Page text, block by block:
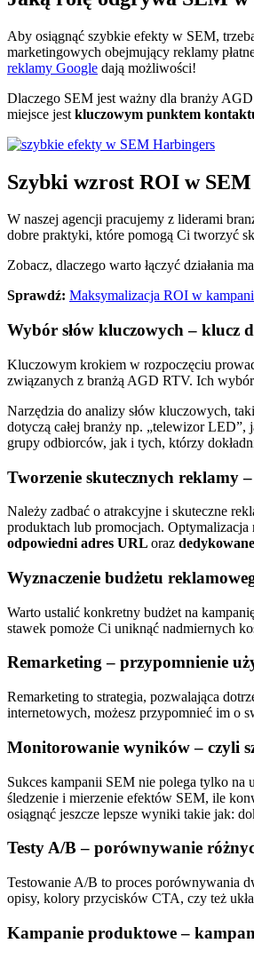
Aby osiągnąć szybkie efekty w SEM,
marketingowych obejmujący reklamy
reklamy Google dają możliwości!
Dlaczego SEM jest ważny dla branży
miejsce jest kluczowym punktem
Szybki wzrost ROI w
W naszej agencji pracujemy z liderami
dobre praktyki, które pomogą Ci tworzyć
Zobacz, dlaczego warto łączyć działania
Sprawdź: Maksymalizacja ROI w
Wybór słów kluczowych – klucz
Kluczowym krokiem w rozpoczęciu
związanych z branżą AGD RTV. Ich
Narzędzia do analizy słów kluczowych,
dotyczą całej branży np. „telewizor
grupy odbiorców, jak i tych, którzy
Tworzenie skutecznych reklamy
Należy zadbać o atrakcyjne i skuteczne
produktach lub promocjach.
odpowiedni adres URL oraz
Wyznaczenie budżetu
Warto ustalić konkretny budżet na
stawek pomoże Ci uniknąć nadmiernych
Remarketing – przypomnienie
Remarketing to strategia, pozwalająca
internetowych, możesz przypomnieć im o
Monitorowanie wyników – czyli
Sukces kampanii SEM nie polega tylko
śledzenie i mierzenie efektów SEM, ile
osiągnąć jeszcze lepsze wyniki takie jak:
Testy A/B – porównywanie
Testowanie A/B to proces porównywania
opisy, kolory przycisków CTA, czy też
Kampanie produktowe –